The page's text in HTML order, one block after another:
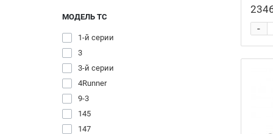
МОДЕЛЬ ТС
1-й серии
3
3-й серии
4Runner
9-3
145
147
-